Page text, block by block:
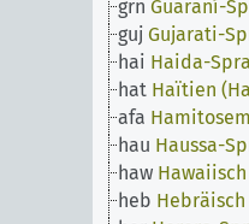
grn Guaraní-
guj Gujarati-
hai Haida-
hat Haïtien
afa
hau Haussa-
haw Hawaiisch
heb Hebräisch